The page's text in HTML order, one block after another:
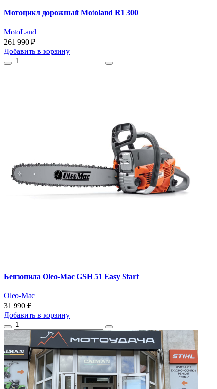
Мотоцикл дорожный Motoland R1 300
MotoLand
261 990 ₽
Добавить в корзину
Бензопила Oleo-Mac GSH 51 Easy Start
Oleo-Mac
31 990 ₽
Добавить в корзину